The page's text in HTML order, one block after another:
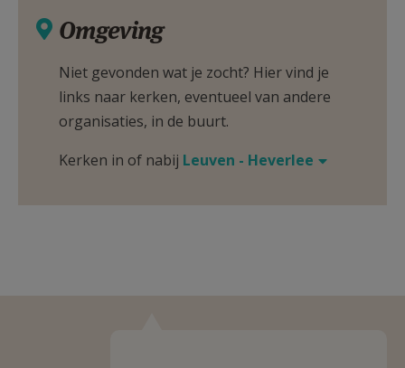
Omgeving
Niet gevonden wat je zocht? Hier vind je
links naar kerken, eventueel van andere
organisaties, in de buurt.
Kerken in of nabij Leuven - Heverlee